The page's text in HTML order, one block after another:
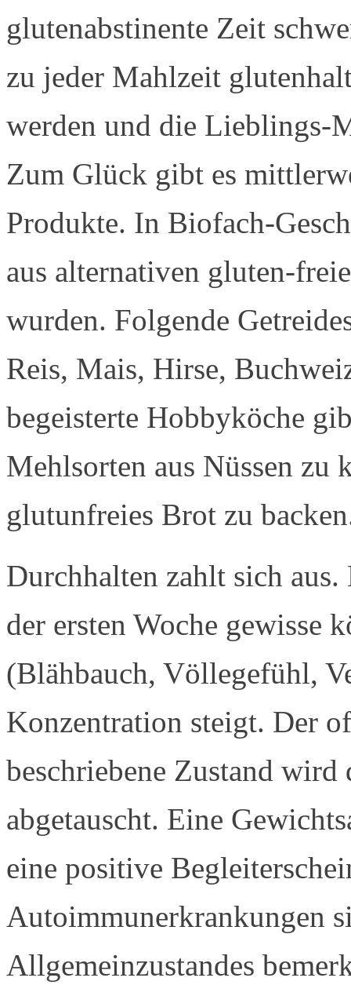
glutenabstinente Zeit
zu jeder Mahlzeit
werden und die Lieblings-
Zum Glück gibt es
Produkte. In Biofach-
aus alternativen gluten-
wurden. Folgende
Reis, Mais, Hirse,
begeisterte Hobbyköche
Mehlsorten aus Nüssen zu
glutunfreies Brot zu
Durchhalten zahlt sich
der ersten Woche gewisse
(Blähbauch, Völlegefühl,
Konzentration steigt. Der
beschriebene Zustand
abgetauscht. Eine
eine positive
Autoimmunerkrankungen
Allgemeinzustandes